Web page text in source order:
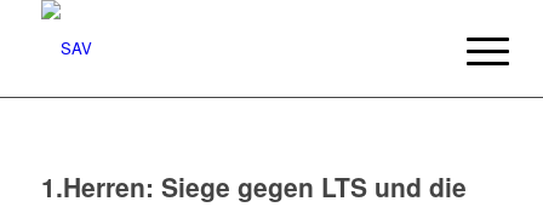
1.Herren: Siege gegen LTS und die